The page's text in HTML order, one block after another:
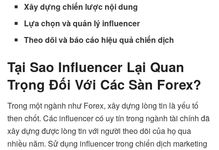
Xây dựng chiến lược nội dung
Lựa chọn và quản lý influencer
Theo dõi và báo cáo hiệu quả chiến dịch
Tại Sao Influencer Lại Quan
Trọng Đối Với Các Sàn Forex?
Trong một ngành như Forex, xây dựng lòng tin là yếu tố
then chốt. Các influencer có uy tín trong ngành tài chính đã
xây dựng được lòng tin với người theo dõi của họ qua
nhiều năm. Sử dụng influencer trong chiến dịch marketing